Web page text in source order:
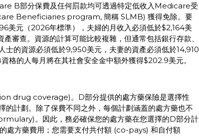
B部分保費及任何罰款均可透過特定低收入Medicare受
Beneficiaries program, 簡稱 SLMB) 獲得免除。要
美元（2026年標準），夫婦的月收入必須低於$2,164美
審查。資源的計算可能比較複雜，但通常包括銀行存款、
士的資源必須低於9,950美元，夫妻的資產必須低於14,910
格的人每月將在其社會安全金中額外獲得$202.9美元。
drug coverage)。D部分提供的處方藥保險是選擇性
的計劃。除了保費不同之外，每個計劃涵蓋的處方藥也不
。因此，務必確保您的處方藥在您選擇的D部分計
處方藥費用；您需要支付共付額 (co-pays) 和自付額